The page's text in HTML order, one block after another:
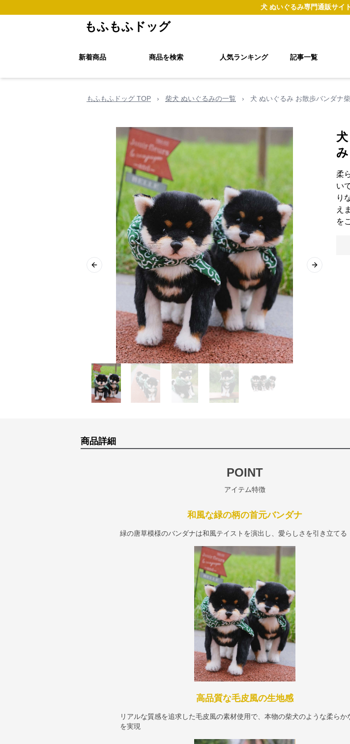
犬 ぬいぐるみ専門通販サイ
もふもふドッグ
新着商品 商品を検索 人気ランキング 記事一覧
もふもふドッグ TOP › 柴犬 ぬいぐるみの一覧 › 犬 ぬいぐるみ お散歩バンダナ
Previous slide Next slide
み
柔
い
り
え
を
商品詳細
POINT
アイテム特徴
和風な緑の柄の首元バンダナ
緑の唐草模様のバンダナは和風テイストを演出し、愛らしさを引き立てる
高品質な毛皮風の生地感
リアルな質感を追求した毛皮風の素材使用で、本物の柴犬のような柔らか
を実現